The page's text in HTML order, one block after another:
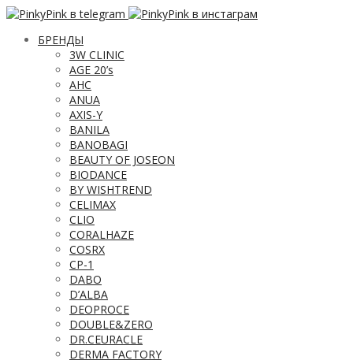
БРЕНДЫ
3W CLINIC
AGE 20’s
AHC
ANUA
AXIS-Y
BANILA
BANOBAGI
BEAUTY OF JOSEON
BIODANCE
BY WISHTREND
CELIMAX
CLIO
CORALHAZE
COSRX
CP-1
DABO
D’ALBA
DEOPROCE
DOUBLE&ZERO
DR.CEURACLE
DERMA FACTORY